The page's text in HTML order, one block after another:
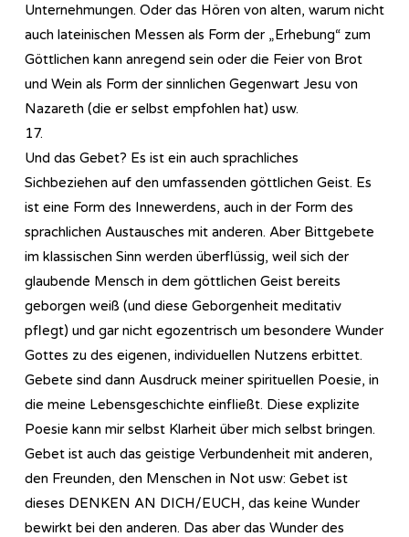
Unternehmungen. Oder das Hören von alten, warum nicht
auch lateinischen Messen als Form der „Erhebung“ zum
Göttlichen kann anregend sein oder die Feier von Brot
und Wein als Form der sinnlichen Gegenwart Jesu von
Nazareth (die er selbst empfohlen hat) usw.
17.
Und das Gebet? Es ist ein auch sprachliches
Sichbeziehen auf den umfassenden göttlichen Geist. Es
ist eine Form des Innewerdens, auch in der Form des
sprachlichen Austausches mit anderen. Aber Bittgebete
im klassischen Sinn werden überflüssig, weil sich der
glaubende Mensch in dem göttlichen Geist bereits
geborgen weiß (und diese Geborgenheit meditativ
pflegt) und gar nicht egozentrisch um besondere Wunder
Gottes zu des eigenen, individuellen Nutzens erbittet.
Gebete sind dann Ausdruck meiner spirituellen Poesie, in
die meine Lebensgeschichte einfließt. Diese explizite
Poesie kann mir selbst Klarheit über mich selbst bringen.
Gebet ist auch das geistige Verbundenheit mit anderen,
den Freunden, den Menschen in Not usw: Gebet ist
dieses DENKEN AN DICH/EUCH, das keine Wunder
bewirkt bei den anderen. Das aber das Wunder des